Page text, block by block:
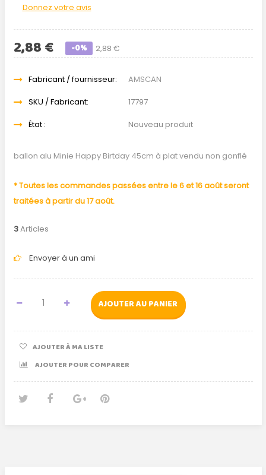
Donnez votre avis
2,88 €
2,88 € -0%
Fabricant / fournisseur:
AMSCAN
SKU / Fabricant:
17797
État :
Nouveau produit
ballon alu Minie Happy Birtday 45cm à plat vendu non gonflé
* Toutes les commandes passées entre le 6 et 16 août seront
traitées à partir du 17 août.
3Articles
Envoyer à un ami
AJOUTER AU PANIER
AJOUTER À MA LISTE
AJOUTER POUR COMPARER